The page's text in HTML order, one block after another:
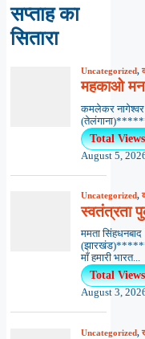
सप्ताह का
सितारा
Uncategorized,
महकाओ मन-
कमलेकर नागेश्वर
Total
August 5,
Uncategorized,
स्वतंत्रता
ममता सिंहधनबाद
माँ हमारी भारत...
Total
August 3,
Uncategorized,